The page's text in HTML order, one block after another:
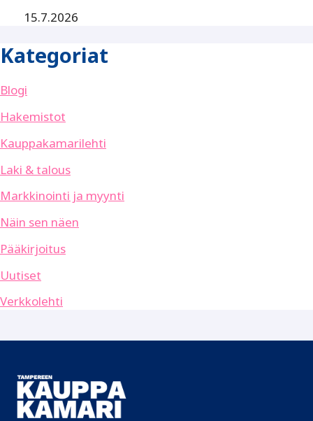
15.7.2026
Kategoriat
Blogi
Hakemistot
Kauppakamarilehti
Laki & talous
Markkinointi ja myynti
Näin sen näen
Pääkirjoitus
Uutiset
Verkkolehti